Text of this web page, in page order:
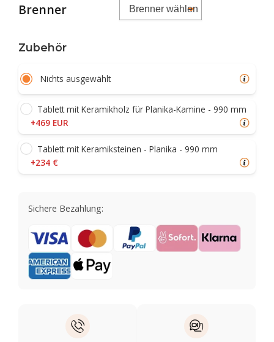
Brenner
Zubehör
Nichts ausgewählt
Tablett mit Keramikholz für Planika-Kamine - 990 mm
+469 EUR
Tablett mit Keramiksteinen - Planika - 990 mm
+234 €
Sichere Bezahlung: